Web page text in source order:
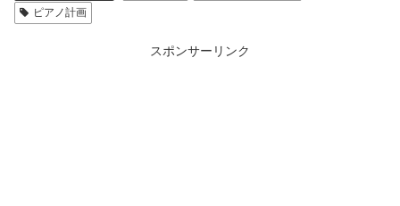
ピアノ計画
スポンサーリンク